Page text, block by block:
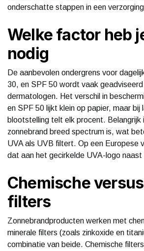
onderschatte stappen in een
Welke factor heb
nodig
De aanbevolen ondergrens voor
30, en SPF 50 wordt vaak
dermatologen. Het verschil in
en SPF 50 lijkt klein op papier, maar bij
blootstelling telt elk procent. Belangrijk
zonnebrand breed spectrum is, wat
UVA als UVB filtert. Op een Europese
dat aan het gecirkelde UVA-logo
Chemische
filters
Zonnebrandproducten werken met
minerale filters (zoals zinkoxide en
combinatie van beide. Chemische